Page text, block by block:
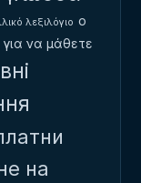
λεξιλόγιο ο
να μάθετε
на